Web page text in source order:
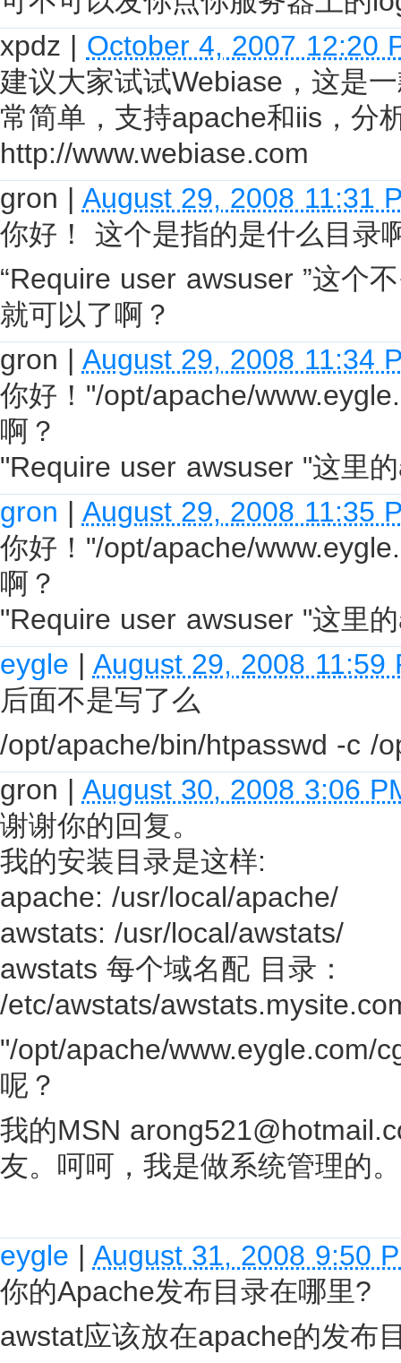
xpdz | October 4, 2007 12:20
建议大家试试Webiase，这是
常简单，支持apache和iis，分
http://www.webiase.com
gron | August 29, 2008 11:31
你好！ 这个是指的是什么目录
“Require user awsuser ”这个
就可以了啊？
gron | August 29, 2008 11:34
你好！"/opt/apache/
啊？
"Require user awsuser "这里
gron | August 29, 2008 11:35
你好！"/opt/apache/
啊？
"Require user awsuser "这里
eygle | August 29, 2008 11:59
后面不是写了么
/opt/apache/bin/htpasswd -c /
gron | August 30, 2008 3:06
谢谢你的回复。
我的安装目录是这样:
apache: /usr/local/apache/
awstats: /usr/local/awstats/
awstats 每个域名配 目录：
/etc/awstats/
"/opt/apache/www.eygle.com/
呢？
我的MSN
友。呵呵，我是做系统管理的。
eygle | August 31, 2008 9:50
你的Apache发布目录在哪里?
awstat应该放在apache的发布